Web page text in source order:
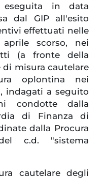
eseguita in data
dal GIP all'esito
effettuati nelle
scorso, nei
(a fronte della
misura cautelare
oplontina nei
indagati a seguito
condotte dalla
di Finanza di
dalla Procura
c.d. "sistema
cautelare degli